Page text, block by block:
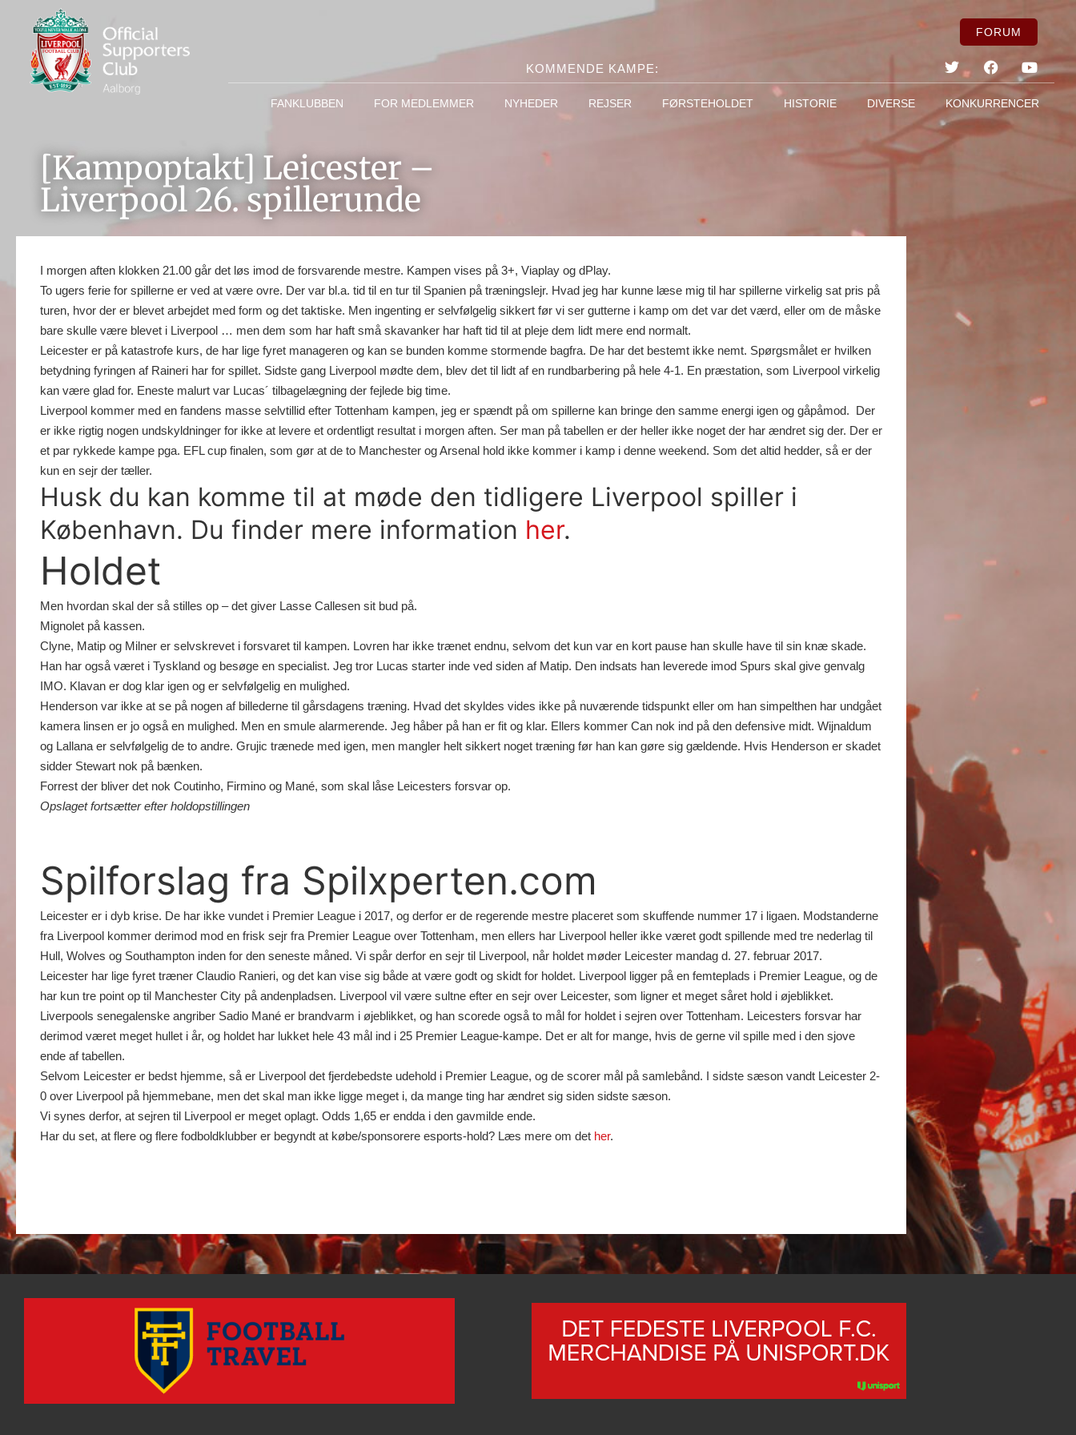
FORUM
KOMMENDE KAMPE:
FANKLUBBEN FOR MEDLEMMER NYHEDER REJSER FØRSTEHOLDET HISTORIE DIVERSE KONKURRENCER
[Kampoptakt] Leicester –
Liverpool 26. spillerunde
I morgen aften klokken 21.00 går det løs imod de forsvarende mestre. Kampen vises på 3+, Viaplay og dPlay.
To ugers ferie for spillerne er ved at være ovre. Der var bl.a. tid til en tur til Spanien på træningslejr. Hvad jeg har kunne læse mig til har spillerne virkelig sat pris på
turen, hvor der er blevet arbejdet med form og det taktiske. Men ingenting er selvfølgelig sikkert før vi ser gutterne i kamp om det var det værd, eller om de måske
bare skulle være blevet i Liverpool … men dem som har haft små skavanker har haft tid til at pleje dem lidt mere end normalt.
Leicester er på katastrofe kurs, de har lige fyret manageren og kan se bunden komme stormende bagfra. De har det bestemt ikke nemt. Spørgsmålet er hvilken
betydning fyringen af Raineri har for spillet. Sidste gang Liverpool mødte dem, blev det til lidt af en rundbarbering på hele 4-1. En præstation, som Liverpool virkelig
kan være glad for. Eneste malurt var Lucas´ tilbagelægning der fejlede big time.
Liverpool kommer med en fandens masse selvtillid efter Tottenham kampen, jeg er spændt på om spillerne kan bringe den samme energi igen og gåpåmod. Der
er ikke rigtig nogen undskyldninger for ikke at levere et ordentligt resultat i morgen aften. Ser man på tabellen er der heller ikke noget der har ændret sig der. Der er
et par rykkede kampe pga. EFL cup finalen, som gør at de to Manchester og Arsenal hold ikke kommer i kamp i denne weekend. Som det altid hedder, så er der
kun en sejr der tæller.
Husk du kan komme til at møde den tidligere Liverpool spiller i
København. Du finder mere information her.
Holdet
Men hvordan skal der så stilles op – det giver Lasse Callesen sit bud på.
Mignolet på kassen.
Clyne, Matip og Milner er selvskrevet i forsvaret til kampen. Lovren har ikke trænet endnu, selvom det kun var en kort pause han skulle have til sin knæ skade.
Han har også været i Tyskland og besøge en specialist. Jeg tror Lucas starter inde ved siden af Matip. Den indsats han leverede imod Spurs skal give genvalg
IMO. Klavan er dog klar igen og er selvfølgelig en mulighed.
Henderson var ikke at se på nogen af billederne til gårsdagens træning. Hvad det skyldes vides ikke på nuværende tidspunkt eller om han simpelthen har undgået
kamera linsen er jo også en mulighed. Men en smule alarmerende. Jeg håber på han er fit og klar. Ellers kommer Can nok ind på den defensive midt. Wijnaldum
og Lallana er selvfølgelig de to andre. Grujic trænede med igen, men mangler helt sikkert noget træning før han kan gøre sig gældende. Hvis Henderson er skadet
sidder Stewart nok på bænken.
Forrest der bliver det nok Coutinho, Firmino og Mané, som skal låse Leicesters forsvar op.
Opslaget fortsætter efter holdopstillingen
Spilforslag fra Spilxperten.com
Leicester er i dyb krise. De har ikke vundet i Premier League i 2017, og derfor er de regerende mestre placeret som skuffende nummer 17 i ligaen. Modstanderne
fra Liverpool kommer derimod mod en frisk sejr fra Premier League over Tottenham, men ellers har Liverpool heller ikke været godt spillende med tre nederlag til
Hull, Wolves og Southampton inden for den seneste måned. Vi spår derfor en sejr til Liverpool, når holdet møder Leicester mandag d. 27. februar 2017.
Leicester har lige fyret træner Claudio Ranieri, og det kan vise sig både at være godt og skidt for holdet. Liverpool ligger på en femteplads i Premier League, og de
har kun tre point op til Manchester City på andenpladsen. Liverpool vil være sultne efter en sejr over Leicester, som ligner et meget såret hold i øjeblikket.
Liverpools senegalenske angriber Sadio Mané er brandvarm i øjeblikket, og han scorede også to mål for holdet i sejren over Tottenham. Leicesters forsvar har
derimod været meget hullet i år, og holdet har lukket hele 43 mål ind i 25 Premier League-kampe. Det er alt for mange, hvis de gerne vil spille med i den sjove
ende af tabellen.
Selvom Leicester er bedst hjemme, så er Liverpool det fjerdebedste udehold i Premier League, og de scorer mål på samlebånd. I sidste sæson vandt Leicester 2-
0 over Liverpool på hjemmebane, men det skal man ikke ligge meget i, da mange ting har ændret sig siden sidste sæson.
Vi synes derfor, at sejren til Liverpool er meget oplagt. Odds 1,65 er endda i den gavmilde ende.
Har du set, at flere og flere fodboldklubber er begyndt at købe/sponsorere esports-hold? Læs mere om det her.